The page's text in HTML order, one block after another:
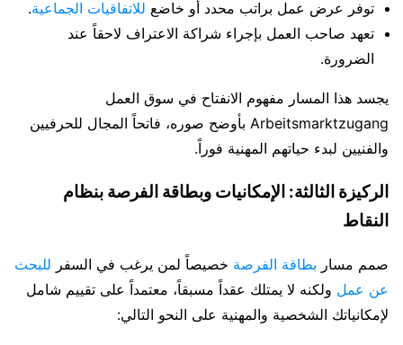
توفر عرض عمل براتب محدد أو خاضع للاتفاقيات الجماعية.
تعهد صاحب العمل بإجراء شراكة الاعتراف لاحقاً عند
الضرورة.
يجسد هذا المسار مفهوم الانفتاح في سوق العمل
Arbeitsmarktzugang بأوضح صوره، فاتحاً المجال للحرفيين
والفنيين لبدء حياتهم المهنية فوراً.
الركيزة الثالثة: الإمكانيات وبطاقة الفرصة بنظام
النقاط
صمم مسار بطاقة الفرصة خصيصاً لمن يرغب في السفر للبحث
عن عمل ولكنه لا يمتلك عقداً مسبقاً، معتمداً على تقييم شامل
لإمكانياتك الشخصية والمهنية على النحو التالي: